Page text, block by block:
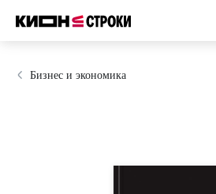
Бизнес и экономика